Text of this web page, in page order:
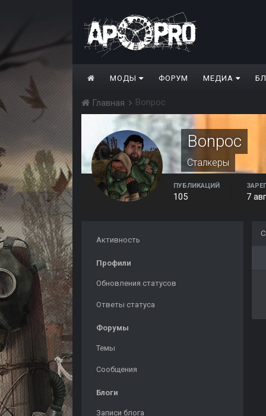
МОДЫ ФОРУМ МЕДИА
Главная Bonpoc
Bonpoc
Сталкеры
ПУБЛИКАЦИЙ
105 7
Активность
Профили
Обновления статусов
Ответы статуса
Форумы
Темы
Сообщения
Блоги
Записи блога